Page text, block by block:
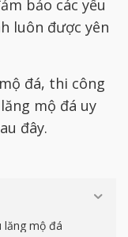
bảo các yếu
luôn được yên
đá, thi công
mộ đá uy
đây.
lăng mộ đá